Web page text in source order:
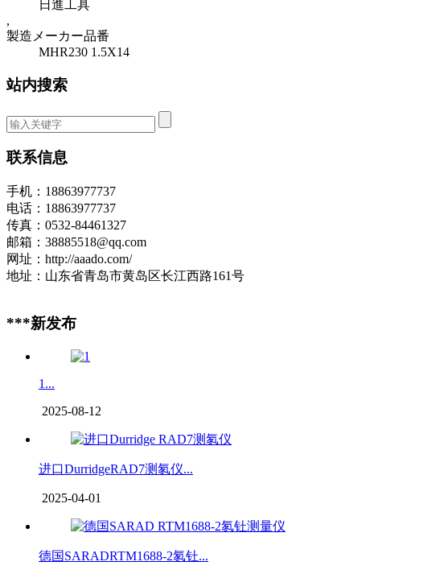
日進工具
,
製造メーカー品番
MHR230 1.5X14
站内搜索
联系信息
手机：18863977737
电话：18863977737
传真：0532-84461327
邮箱：38885518@qq.com
网址：http://aaado.com/
地址：山东省青岛市黄岛区长江西路161号
***新发布
1...
2025-08-12
进口DurridgeRAD7测氡仪...
2025-04-01
德国SARADRTM1688-2氡钍...